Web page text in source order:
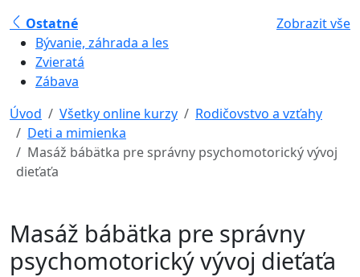
Ostatné
Zobrazit vše
Bývanie, záhrada a les
Zvieratá
Zábava
Úvod
Všetky online kurzy
Rodičovstvo a vzťahy
Deti a mimienka
Masáž bábätka pre správny psychomotorický vývoj
dieťaťa
Masáž bábätka pre správny
psychomotorický vývoj dieťaťa